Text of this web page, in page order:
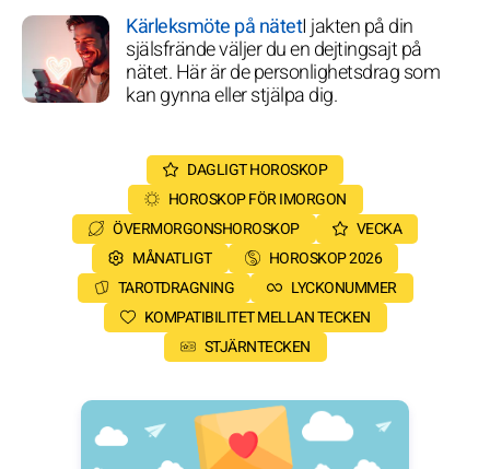
Kärleksmöte på nätetI jakten på din
själsfrände väljer du en dejtingsajt på
nätet. Här är de personlighetsdrag som
kan gynna eller stjälpa dig.
DAGLIGT HOROSKOP
HOROSKOP FÖR IMORGON
ÖVERMORGONSHOROSKOP
VECKA
MÅNATLIGT
HOROSKOP 2026
TAROTDRAGNING
LYCKONUMMER
KOMPATIBILITET MELLAN TECKEN
STJÄRNTECKEN